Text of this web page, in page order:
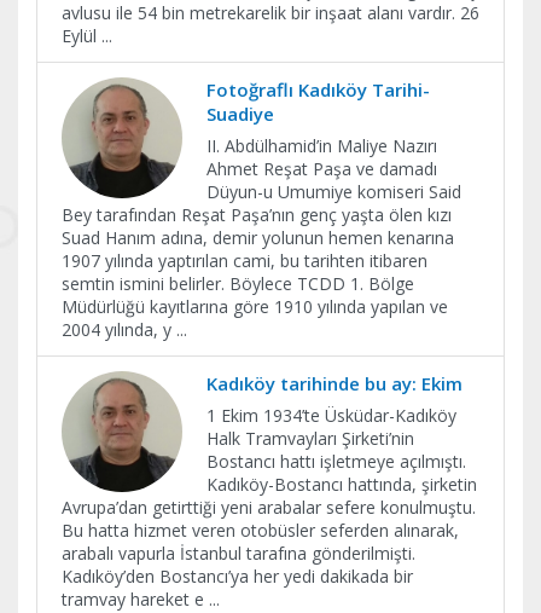
avlusu ile 54 bin metrekarelik bir inşaat alanı vardır. 26
Eylül ...
Fotoğraflı Kadıköy Tarihi-
Suadiye
II. Abdülhamid’in Maliye Nazırı
Ahmet Reşat Paşa ve damadı
Düyun-u Umumiye komiseri Said
Bey tarafından Reşat Paşa’nın genç yaşta ölen kızı
Suad Hanım adına, demir yolunun hemen kenarına
1907 yılında yaptırılan cami, bu tarihten itibaren
semtin ismini belirler. Böylece TCDD 1. Bölge
Müdürlüğü kayıtlarına göre 1910 yılında yapılan ve
2004 yılında, y ...
Kadıköy tarihinde bu ay: Ekim
1 Ekim 1934’te Üsküdar-Kadıköy
Halk Tramvayları Şirketi’nin
Bostancı hattı işletmeye açılmıştı.
Kadıköy-Bostancı hattında, şirketin
Avrupa’dan getirttiği yeni arabalar sefere konulmuştu.
Bu hatta hizmet veren otobüsler seferden alınarak,
arabalı vapurla İstanbul tarafına gönderilmişti.
Kadıköy’den Bostancı’ya her yedi dakikada bir
tramvay hareket e ...